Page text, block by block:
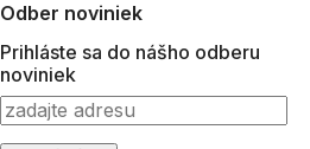
Odber noviniek
Prihláste sa do nášho odberu
noviniek